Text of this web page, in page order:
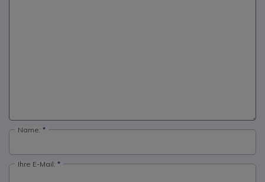
Name:
Ihre E-Mail: